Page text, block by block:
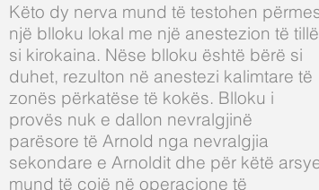
Këto dy nerva mund të testohen
një blloku lokal me një anestezion të tillë
si kirokaina. Nëse blloku është bërë si
duhet, rezulton në anestezi kalimtare të
zonës përkatëse të kokës. Blloku i
provës nuk e dallon nevralgjinë
parësore të Arnold nga nevralgjia
sekondare e Arnoldit dhe për këtë
mund të çojë në operacione të